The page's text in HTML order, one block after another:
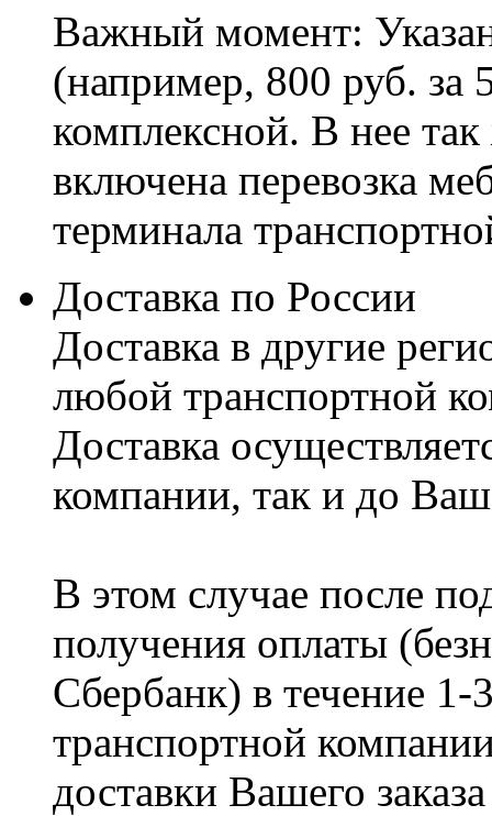
Важный момент:
(например, 800 руб. за
комплексной. В нее
включена перевозка
терминала
Доставка по России
Доставка в другие
любой транспортной
Доставка
компании, так и до
В этом случае после
получения оплаты
Сбербанк) в течение
транспортной
доставки Вашего